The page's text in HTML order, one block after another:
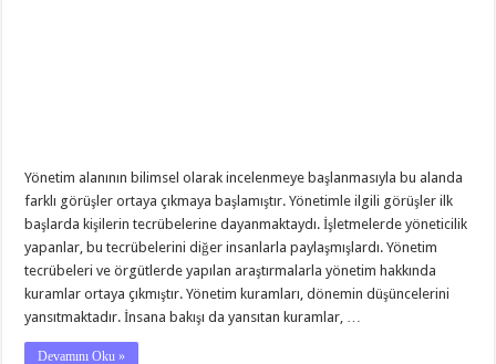
Yönetim alanının bilimsel olarak incelenmeye başlanmasıyla bu alanda
farklı görüşler ortaya çıkmaya başlamıştır. Yönetimle ilgili görüşler ilk
başlarda kişilerin tecrübelerine dayanmaktaydı. İşletmelerde yöneticilik
yapanlar, bu tecrübelerini diğer insanlarla paylaşmışlardı. Yönetim
tecrübeleri ve örgütlerde yapılan araştırmalarla yönetim hakkında
kuramlar ortaya çıkmıştır. Yönetim kuramları, dönemin düşüncelerini
yansıtmaktadır. İnsana bakışı da yansıtan kuramlar, …
Devamını Oku »